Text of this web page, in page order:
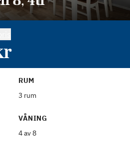
RUM
3 rum
VÅNING
4 av 8